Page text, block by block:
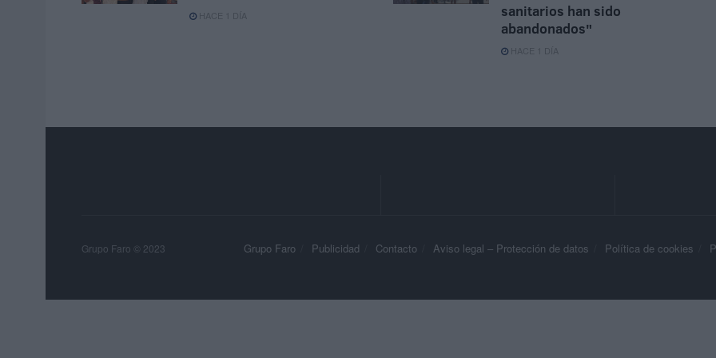
HACE 1 DÍA
sanitarios han sido
abandonados"
HACE 1 DÍA
Grupo Faro Publicidad Contacto Aviso legal – Protección de datos Política de cookies
Grupo Faro © 2023